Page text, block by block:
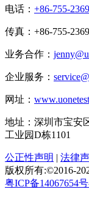
电话： +86-755-
传真：+86-755-
业务合作：
企业服务：
网址：
地址：深圳市宝安
工业园D栋1101
公正性声明 | 法律
版权所有:©2016-
粤ICP备14067654号